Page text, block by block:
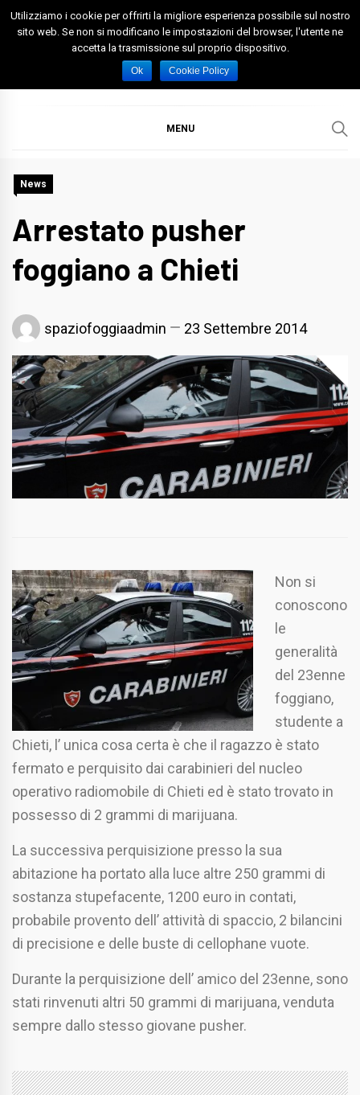
Skip
Spazio Foggia
Foggia News Calcio Eventi e Attività nella Capitanata
MENU
News
Arrestato pusher
foggiano a Chieti
spaziofoggiaadmin 23 Settembre 2014
Non si
conoscono
le
generalità
del 23enne
foggiano,
studente a
Chieti, l’ unica cosa certa è che il ragazzo è stato
fermato e perquisito dai carabinieri del nucleo
operativo radiomobile di Chieti ed è stato trovato in
possesso di 2 grammi di marijuana.
La successiva perquisizione presso la sua
abitazione ha portato alla luce altre 250 grammi di
sostanza stupefacente, 1200 euro in contati,
probabile provento dell’ attività di spaccio, 2 bilancini
di precisione e delle buste di cellophane vuote.
Durante la perquisizione dell’ amico del 23enne, sono
stati rinvenuti altri 50 grammi di marijuana, venduta
sempre dallo stesso giovane pusher.
Utilizziamo i cookie per offrirti la migliore esperienza possibile sul nostro
sito web. Se non si modificano le impostazioni del browser, l'utente ne
accetta la trasmissione sul proprio dispositivo.
Ok Cookie Policy